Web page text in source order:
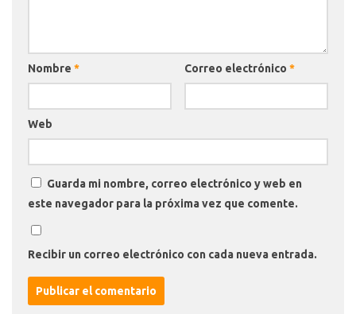
Nombre * Correo electrónico *
Web
Guarda mi nombre, correo electrónico y web en
este navegador para la próxima vez que comente.
Recibir un correo electrónico con cada nueva entrada.